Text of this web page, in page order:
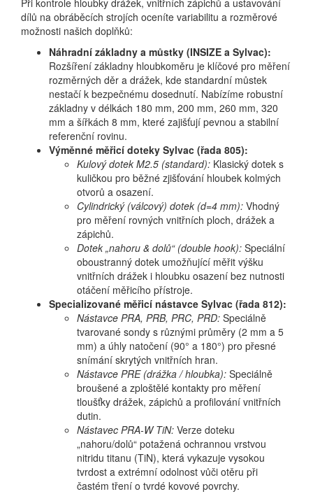
Při kontrole hloubky drážek, vnitřních zápichů a ustavování
dílů na obráběcích strojích oceníte variabilitu a rozměrové
možnosti našich doplňků:
Náhradní základny a můstky (INSIZE a Sylvac):
Rozšíření základny hloubkoměru je klíčové pro měření
rozměrných děr a drážek, kde standardní můstek
nestačí k bezpečnému dosednutí. Nabízíme robustní
základny v délkách 180 mm, 200 mm, 260 mm, 320
mm a šířkách 8 mm, které zajišťují pevnou a stabilní
referenční rovinu.
Výměnné měřicí doteky Sylvac (řada 805):
Kulový dotek M2.5 (standard): Klasický dotek s
kuličkou pro běžné zjišťování hloubek kolmých
otvorů a osazení.
Cylindrický (válcový) dotek (d=4 mm): Vhodný
pro měření rovných vnitřních ploch, drážek a
zápichů.
Dotek „nahoru & dolů“ (double hook): Speciální
oboustranný dotek umožňující měřit výšku
vnitřních drážek i hloubku osazení bez nutnosti
otáčení měřicího přístroje.
Specializované měřicí nástavce Sylvac (řada 812):
Nástavce PRA, PRB, PRC, PRD: Speciálně
tvarované sondy s různými průměry (2 mm a 5
mm) a úhly natočení (90° a 180°) pro přesné
snímání skrytých vnitřních hran.
Nástavce PRE (drážka / hloubka): Speciálně
broušené a zploštělé kontakty pro měření
tloušťky drážek, zápichů a profilování vnitřních
dutin.
Nástavec PRA-W TiN: Verze doteku
„nahoru/dolů“ potažená ochrannou vrstvou
nitridu titanu (TiN), která vykazuje vysokou
tvrdost a extrémní odolnost vůči otěru při
častém tření o tvrdé kovové povrchy.